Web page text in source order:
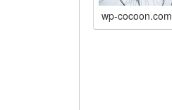
wp-cocoon.com